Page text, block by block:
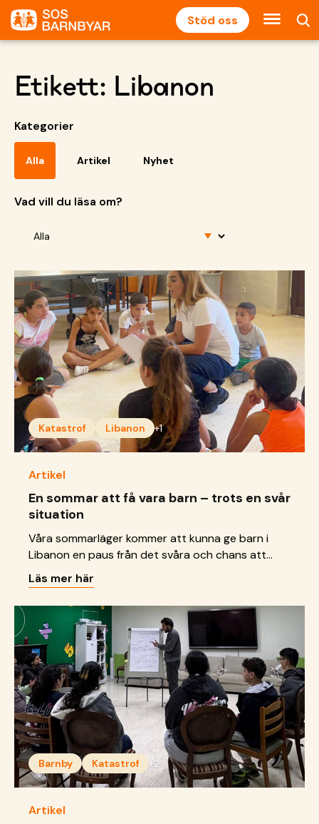
Stöd oss
Etikett: Libanon
Kategorier
Alla Artikel Nyhet
Vad vill du läsa om?
Katastrof Libanon +1
Artikel
En sommar att få vara barn – trots en svår
situation
Våra sommarläger kommer att kunna ge barn i
Libanon en paus från det svåra och chans att
bara vara barn.
Läs mer här
Barnby Katastrof +2
Artikel